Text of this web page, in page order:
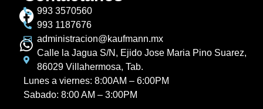
993 3570560
993 1187676
administracion@kaufmann.mx
Calle la Jagua S/N, Ejido Jose Maria Pino Suarez,
86029 Villahermosa, Tab.
Lunes a viernes: 8:00AM – 6:00PM
Sabado: 8:00 AM – 3:00PM